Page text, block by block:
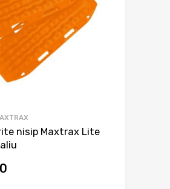
nisip Maxtrax Lite